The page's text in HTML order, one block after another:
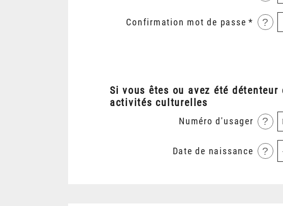
Confirmation mot de passe ?
Si vous êtes ou avez été
activités culturelles
Numéro d'usager ?
Date de naissance ?